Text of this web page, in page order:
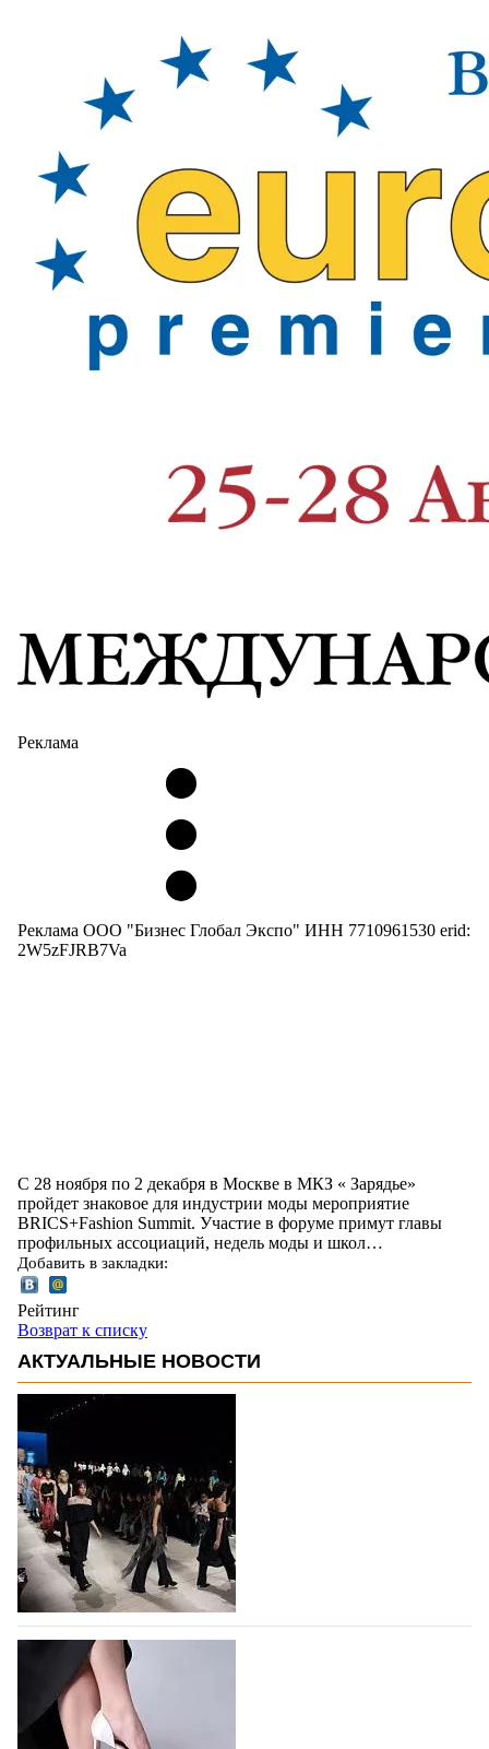
Реклама
Реклама ООО "Бизнес Глобал Экспо" ИНН 7710961530 erid:
2W5zFJRB7Va
С 28 ноября по 2 декабря в Москве в МКЗ « Зарядье»
пройдет знаковое для индустрии моды мероприятие
BRICS+Fashion Summit. Участие в форуме примут главы
профильных ассоциаций, недель моды и школ…
Добавить в закладки:
Рейтинг
Возврат к списку
АКТУАЛЬНЫЕ НОВОСТИ
На участие в Московской неделе моды
подано 1047 заявок
На участие в седьмой Московской неделе моды,